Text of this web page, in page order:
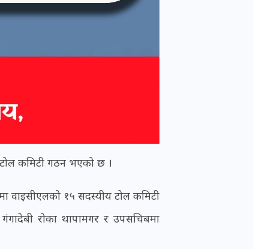
टोल कमिटी गठन भएको छ ।
वाइसीएलको १५ सदस्यीय टोल कमिटी
रोका थापामगर र उपसचिबमा